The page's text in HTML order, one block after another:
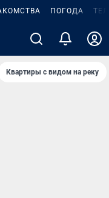
ПОГОДА
Квартиры с видом на реку